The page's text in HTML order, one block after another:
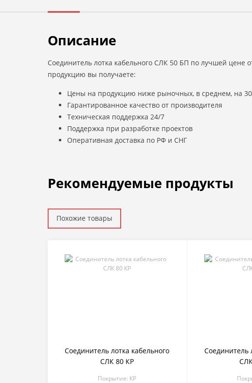
Описание
Соединитель лотка кабельного СЛК 50 БП по лучшей цене
продукцию вы получаете:
Цены на продукцию ниже рыночных, в среднем, на
Гарантированное качество от производителя
Техническая поддержка 24/7
Поддержка при разработке проектов
Оперативная доставка по РФ и СНГ
Рекомендуемые продукты
Похожие товары
Соединитель лотка кабельного
СЛК 80 КР
Покрытие: КР
Соединитель